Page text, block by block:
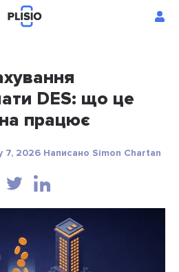
DES: що це
працює
7, 2026 Написано Simon Chartan